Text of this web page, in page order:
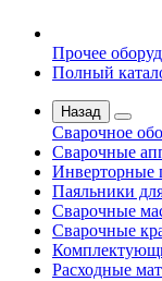
Прочее
Полный
Назад
Сварочное
Сварочные
Инверторные
Паяльники
Сварочные
Сварочные
Расходные